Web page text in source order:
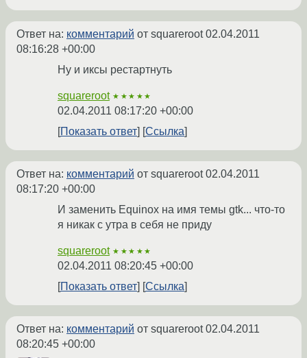
Ответ на: комментарий от squareroot02.04.2011
08:16:28 +00:00
Ну и иксы рестартнуть
squareroot ★★★★★
02.04.2011 08:17:20 +00:00
Показать ответ
Ссылка
Ответ на: комментарий от squareroot02.04.2011
08:17:20 +00:00
И заменить Equinox на имя темы gtk... что-то
я никак с утра в себя не приду
squareroot ★★★★★
02.04.2011 08:20:45 +00:00
Показать ответ
Ссылка
Ответ на: комментарий от squareroot02.04.2011
08:20:45 +00:00